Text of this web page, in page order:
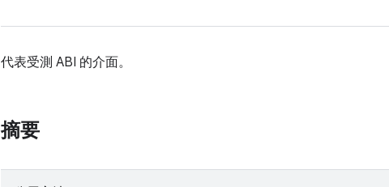
代表受測 ABI 的介面。
摘要